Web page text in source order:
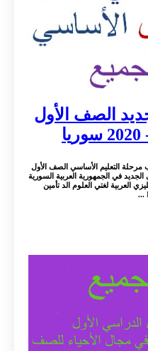
الصف الأول
مرحلة التعليم الأساسي الصف الأول
في الجمهورية العربية السورية
العربية لغتي العلوم الد تأمين